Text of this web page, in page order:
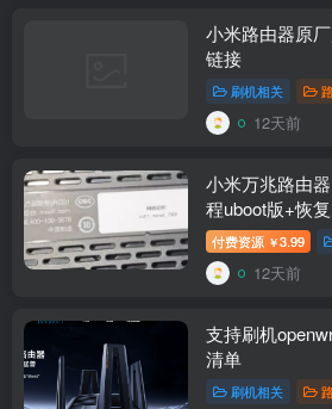
小米路由器原
链接
刷机相关
12天前
小米万兆路由
程uboot版+恢
付费资源 ￥3.99
12天前
支持刷机
清单
刷机相关